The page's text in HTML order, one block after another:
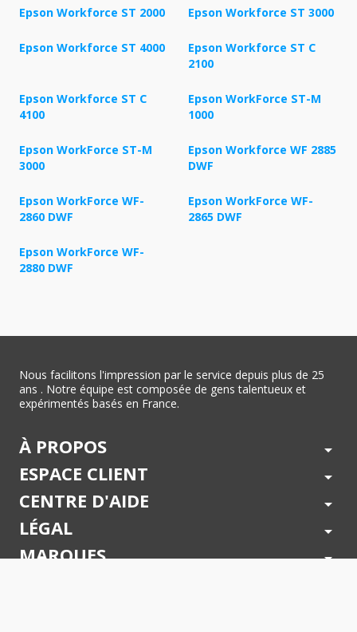
Epson Workforce ST 2000 Epson Workforce ST 3000
Epson Workforce ST 4000
Epson Workforce ST C
2100
Epson Workforce ST C
4100
Epson WorkForce ST-M
1000
Epson WorkForce ST-M
3000
Epson Workforce WF 2885
DWF
Epson WorkForce WF-
2860 DWF
Epson WorkForce WF-
2865 DWF
Epson WorkForce WF-
2880 DWF
Nous facilitons l'impression par le service depuis plus de 25
ans . Notre équipe est composée de gens talentueux et
expérimentés basés en France.
À PROPOS arrow_drop_down
ESPACE CLIENT arrow_drop_down
CENTRE D'AIDE arrow_drop_down
LÉGAL arrow_drop_down
MARQUES arrow_drop_down